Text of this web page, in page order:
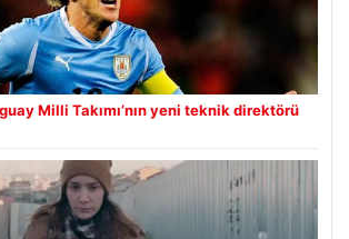
Milli Takımı’nın yeni teknik direktörü